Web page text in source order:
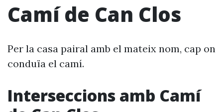
Camí de Can Clos
Per la casa pairal amb el mateix nom, cap on
conduïa el camí.
Interseccions amb Camí